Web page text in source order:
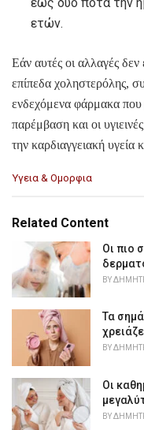
ετών.
Εάν αυτές οι αλλαγές δεν
επίπεδα χοληστερόλης,
ενδεχόμενα φάρμακα
παρέμβαση και οι
την καρδιαγγειακή υγεία
C
e
i
e
Υγεια & Ομορφια
Related Content
Οι πιο
BY
Τα
BY
Οι
BY